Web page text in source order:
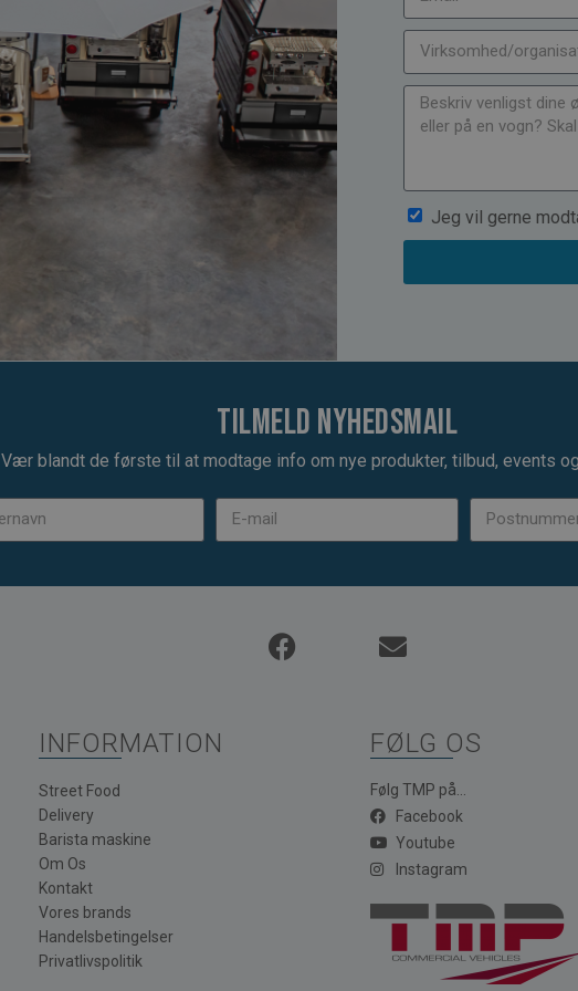
Jeg vil gerne
Tilmeld nyhedsmail
Vær blandt de første til at modtage info om nye produkter, tilbud, events
INFORMATION
Street Food
Delivery
Barista maskine
Om Os
Kontakt
Vores brands
Handelsbetingelser
Privatlivspolitik
FØLG OS
Følg TMP på...
Facebook
Youtube
Instagram